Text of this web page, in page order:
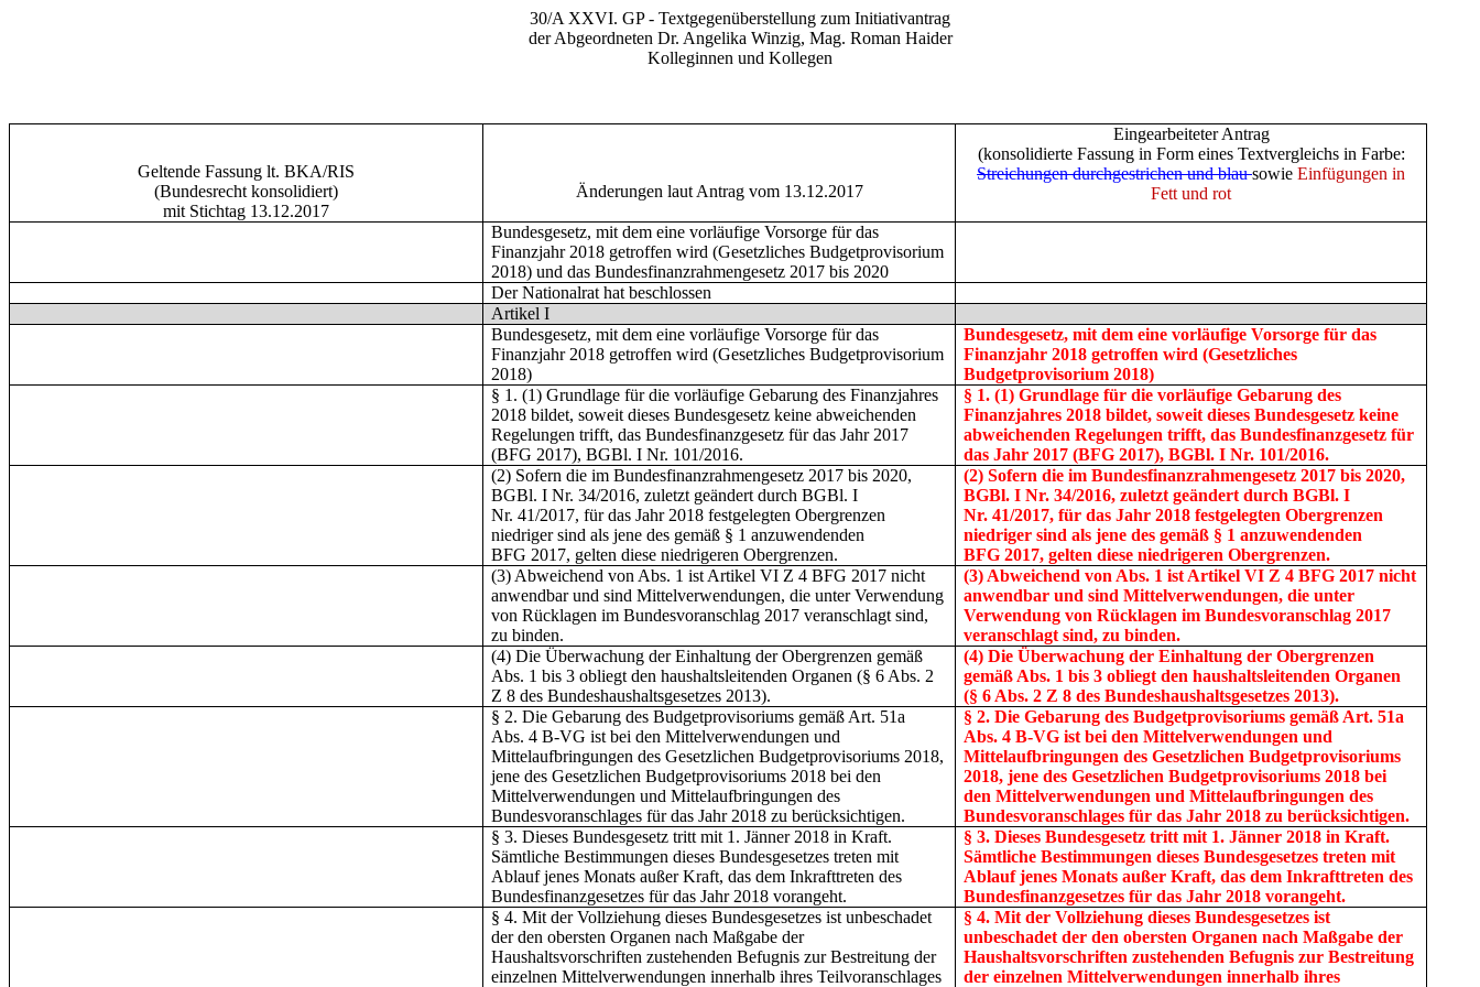
30/A XXVI. GP - Textgegenüberstellung zum Initiativantrag
der Abgeordneten Dr. Angelika Winzig, Mag. Roman Haider
Kolleginnen und Kollegen
Geltende Fassung lt. BKA/RIS
(Bundesrecht konsolidiert)
mit Stichtag 13.12.2017
Änderungen laut Antrag vom 13.12.2017
Eingearbeiteter Antrag
(konsolidierte Fassung in Form eines Textvergleichs in Farbe:
Streichungen durchgestrichen und blau sowie Einfügungen in
Fett und rot
Bundesgesetz, mit dem eine vorläufige Vorsorge für das
Finanzjahr 2018 getroffen wird (Gesetzliches Budgetprovisorium
2018) und das Bundesfinanzrahmengesetz 2017 bis 2020
Der Nationalrat hat beschlossen
Artikel I
Bundesgesetz, mit dem eine vorläufige Vorsorge für das
Finanzjahr 2018 getroffen wird (Gesetzliches Budgetprovisorium
2018)
Bundesgesetz, mit dem eine vorläufige Vorsorge für das
Finanzjahr 2018 getroffen wird (Gesetzliches
Budgetprovisorium 2018)
§ 1. (1) Grundlage für die vorläufige Gebarung des Finanzjahres
2018 bildet, soweit dieses Bundesgesetz keine abweichenden
Regelungen trifft, das Bundesfinanzgesetz für das Jahr 2017
(BFG 2017), BGBl. I Nr. 101/2016.
§ 1. (1) Grundlage für die vorläufige Gebarung des
Finanzjahres 2018 bildet, soweit dieses Bundesgesetz keine
abweichenden Regelungen trifft, das Bundesfinanzgesetz für
das Jahr 2017 (BFG 2017), BGBl. I Nr. 101/2016.
(2) Sofern die im Bundesfinanzrahmengesetz 2017 bis 2020,
BGBl. I Nr. 34/2016, zuletzt geändert durch BGBl. I
Nr. 41/2017, für das Jahr 2018 festgelegten Obergrenzen
niedriger sind als jene des gemäß § 1 anzuwendenden
BFG 2017, gelten diese niedrigeren Obergrenzen.
(2) Sofern die im Bundesfinanzrahmengesetz 2017 bis 2020,
BGBl. I Nr. 34/2016, zuletzt geändert durch BGBl. I
Nr. 41/2017, für das Jahr 2018 festgelegten Obergrenzen
niedriger sind als jene des gemäß § 1 anzuwendenden
BFG 2017, gelten diese niedrigeren Obergrenzen.
(3) Abweichend von Abs. 1 ist Artikel VI Z 4 BFG 2017 nicht
anwendbar und sind Mittelverwendungen, die unter Verwendung
von Rücklagen im Bundesvoranschlag 2017 veranschlagt sind,
zu binden.
(3) Abweichend von Abs. 1 ist Artikel VI Z 4 BFG 2017 nicht
anwendbar und sind Mittelverwendungen, die unter
Verwendung von Rücklagen im Bundesvoranschlag 2017
veranschlagt sind, zu binden.
(4) Die Überwachung der Einhaltung der Obergrenzen gemäß
Abs. 1 bis 3 obliegt den haushaltsleitenden Organen (§ 6 Abs. 2
Z 8 des Bundeshaushaltsgesetzes 2013).
(4) Die Überwachung der Einhaltung der Obergrenzen
gemäß Abs. 1 bis 3 obliegt den haushaltsleitenden Organen
(§ 6 Abs. 2 Z 8 des Bundeshaushaltsgesetzes 2013).
§ 2. Die Gebarung des Budgetprovisoriums gemäß Art. 51a
Abs. 4 B-VG ist bei den Mittelverwendungen und
Mittelaufbringungen des Gesetzlichen Budgetprovisoriums 2018,
jene des Gesetzlichen Budgetprovisoriums 2018 bei den
Mittelverwendungen und Mittelaufbringungen des
Bundesvoranschlages für das Jahr 2018 zu berücksichtigen.
§ 2. Die Gebarung des Budgetprovisoriums gemäß Art. 51a
Abs. 4 B-VG ist bei den Mittelverwendungen und
Mittelaufbringungen des Gesetzlichen Budgetprovisoriums
2018, jene des Gesetzlichen Budgetprovisoriums 2018 bei
den Mittelverwendungen und Mittelaufbringungen des
Bundesvoranschlages für das Jahr 2018 zu berücksichtigen.
§ 3. Dieses Bundesgesetz tritt mit 1. Jänner 2018 in Kraft.
Sämtliche Bestimmungen dieses Bundesgesetzes treten mit
Ablauf jenes Monats außer Kraft, das dem Inkrafttreten des
Bundesfinanzgesetzes für das Jahr 2018 vorangeht.
§ 3. Dieses Bundesgesetz tritt mit 1. Jänner 2018 in Kraft.
Sämtliche Bestimmungen dieses Bundesgesetzes treten mit
Ablauf jenes Monats außer Kraft, das dem Inkrafttreten des
Bundesfinanzgesetzes für das Jahr 2018 vorangeht.
§ 4. Mit der Vollziehung dieses Bundesgesetzes ist unbeschadet
der den obersten Organen nach Maßgabe der
Haushaltsvorschriften zustehenden Befugnis zur Bestreitung der
einzelnen Mittelverwendungen innerhalb ihres Teilvoranschlages
§ 4. Mit der Vollziehung dieses Bundesgesetzes ist
unbeschadet der den obersten Organen nach Maßgabe der
Haushaltsvorschriften zustehenden Befugnis zur Bestreitung
der einzelnen Mittelverwendungen innerhalb ihres